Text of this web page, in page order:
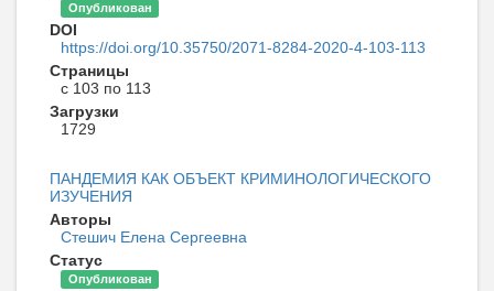
Опубликован
DOI
https://doi.org/10.35750/2071-8284-2020-4-103-113
Страницы
с 103 по 113
Загрузки
1729
ПАНДЕМИЯ КАК ОБЪЕКТ КРИМИНОЛОГИЧЕСКОГО
ИЗУЧЕНИЯ
Авторы
Стешич Елена Сергеевна
Статус
Опубликован